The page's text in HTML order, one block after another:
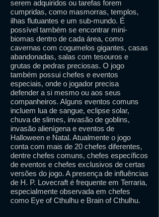
serem adquiridos ou tarefas forem
cumpridas, como masmorras, templos,
ilhas flutuantes e um sub-mundo. É
possível também se encontrar mini-
biomas dentro de cada área, como
cavernas com cogumelos gigantes, casas
abandonadas, salas com tesouros e
grutas de pedras preciosas. O jogo
também possui chefes e eventos
especiais, onde o jogador precisa
defender a si mesmo ou aos seus
companheiros. Alguns eventos comuns
incluem lua de sangue, eclipse solar,
chuva de slimes, invasão de goblins,
invasão alienígena e eventos de
Halloween e Natal. Atualmente o jogo
conta com mais de 20 chefes diferentes,
dentre chefes comuns, chefes específicos
de eventos e chefes exclusivos de certas
versões do jogo. A presença de influências
de H. P. Lovecraft é frequente em Terraria,
especialmente observada em chefes
como Eye of Cthulhu e Brain of Cthulhu.